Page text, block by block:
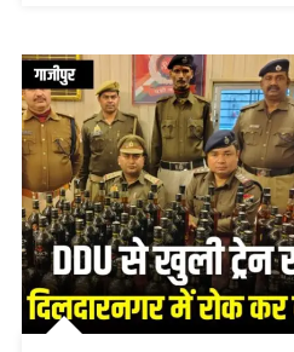
की
गई
अवैध
शराब